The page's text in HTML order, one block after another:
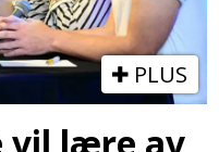
PLUS
vil lære av